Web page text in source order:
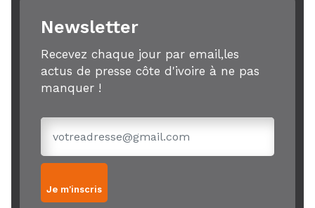
Newsletter
Recevez chaque jour par email,les
actus de presse côte d'ivoire à ne pas
manquer !
Je m'inscris